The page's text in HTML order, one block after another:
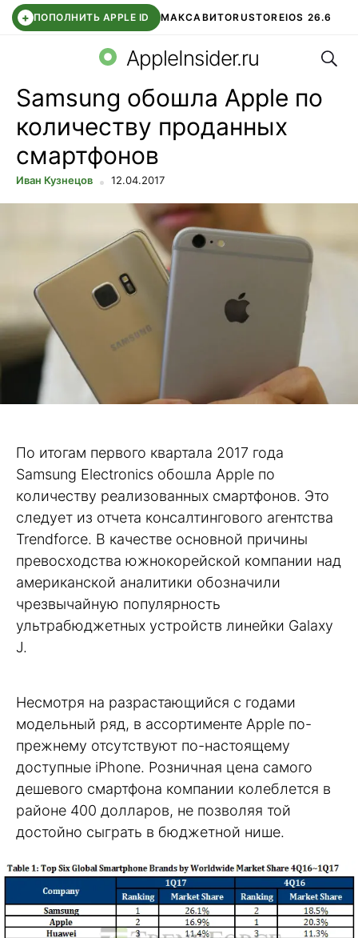
+ ПОПОЛНИТЬ APPLE ID МАКСАВИТОRUSTOREIOS 26.6
СБЕР КИДС ВТБ ОНЛАЙН ЧАТ В ROBLOX
AppleInsider.ru
Samsung обошла Apple по
количеству проданных
смартфонов
Иван Кузнецов 12.04.2017
По итогам первого квартала 2017 года
Samsung Electronics обошла Apple по
количеству реализованных смартфонов. Это
следует из отчета консалтингового агентства
Trendforce. В качестве основной причины
превосходства южнокорейской компании над
американской аналитики обозначили
чрезвычайную популярность
ультрабюджетных устройств линейки Galaxy
J.
Несмотря на разрастающийся с годами
модельный ряд, в ассортименте Apple по-
прежнему отсутствуют по-настоящему
доступные iPhone. Розничная цена самого
дешевого смартфона компании колеблется в
районе 400 долларов, не позволяя той
достойно сыграть в бюджетной нише.